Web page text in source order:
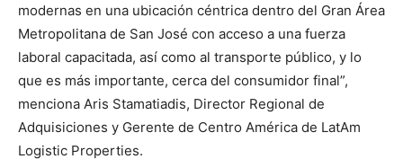
modernas en una ubicación céntrica dentro del Gran Área
Metropolitana de San José con acceso a una fuerza
laboral capacitada, así como al transporte público, y lo
que es más importante, cerca del consumidor final”,
menciona Aris Stamatiadis, Director Regional de
Adquisiciones y Gerente de Centro América de LatAm
Logistic Properties.